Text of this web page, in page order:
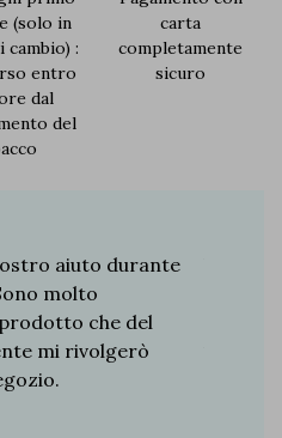
(solo in
cambio) :
entro
dal
del
carta
completamente
sicuro
aiuto durante
molto
che del
mi rivolgerò